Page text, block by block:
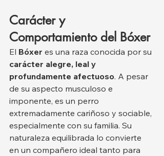
Carácter y
Comportamiento del Bóxer
El Bóxer es una raza conocida por su
carácter alegre, leal y
profundamente afectuoso. A pesar
de su aspecto musculoso e
imponente, es un perro
extremadamente cariñoso y sociable,
especialmente con su familia. Su
naturaleza equilibrada lo convierte
en un compañero ideal tanto para